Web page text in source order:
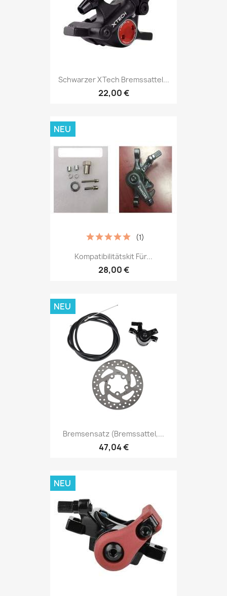
Schwarzer XTech Bremssattel...
22,00 €
Kompatibilitätskit Für...
28,00 €
(1)
NEU
Bremsensatz (Bremssattel,...
47,04 €
NEU
NEU